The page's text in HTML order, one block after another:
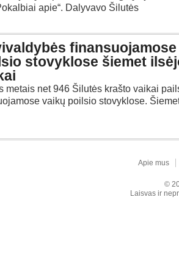
apie“. Dalyvavo Šilutės
stovyklose šiemet
metais net 946 Šilutės krašto vaikai
vaikų poilsio stovyklose.
Apie mus
©
Laisvas ir